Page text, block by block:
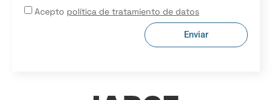
Acepto política de tratamiento de datos
Enviar